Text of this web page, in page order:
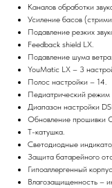
Каналов обработки
Усиление басов
Подавление резких
Feedback shield LX.
Подавление шума ветра.
YouMatic LX – 3
Полос настройки – 14.
Педиатрический режим
Диапазон настройки
Обновление прошивки
Т-катушка.
Светодиодные
Защита батарейного
Гипоаллергенный корпус
Влагозащищенность –